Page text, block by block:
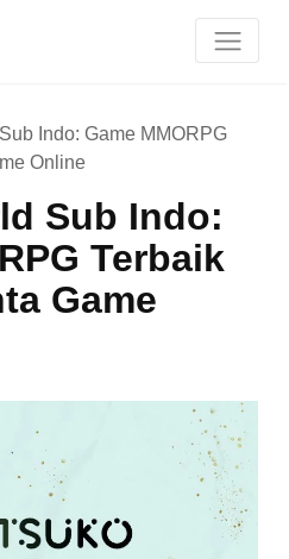
Indo: Game MMORPG
Online
Sub Indo:
Terbaik
Game